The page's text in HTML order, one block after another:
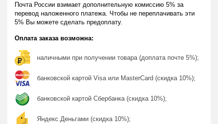
Почта России взимает дополнительную комиссию 5% за
перевод наложенного платежа. Чтобы не переплачивать эти
5% Вы можете сделать предоплату.
Оплата заказа возможна:
наличными при получении товара (доплата почте 5%);
банковской картой Visa или MasterCard (скидка 10%);
банковской картой Сбербанка (скидка 10%);
Яндекс.Деньгами (скидка 10%);